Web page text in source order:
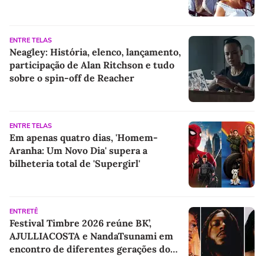
ENTRE TELAS
Neagley: História, elenco, lançamento,
participação de Alan Ritchson e tudo
sobre o spin-off de Reacher
ENTRE TELAS
Em apenas quatro dias, 'Homem-
Aranha: Um Novo Dia' supera a
bilheteria total de 'Supergirl'
ENTRETÊ
Festival Timbre 2026 reúne BK’,
AJULLIACOSTA e NandaTsunami em
encontro de diferentes gerações do